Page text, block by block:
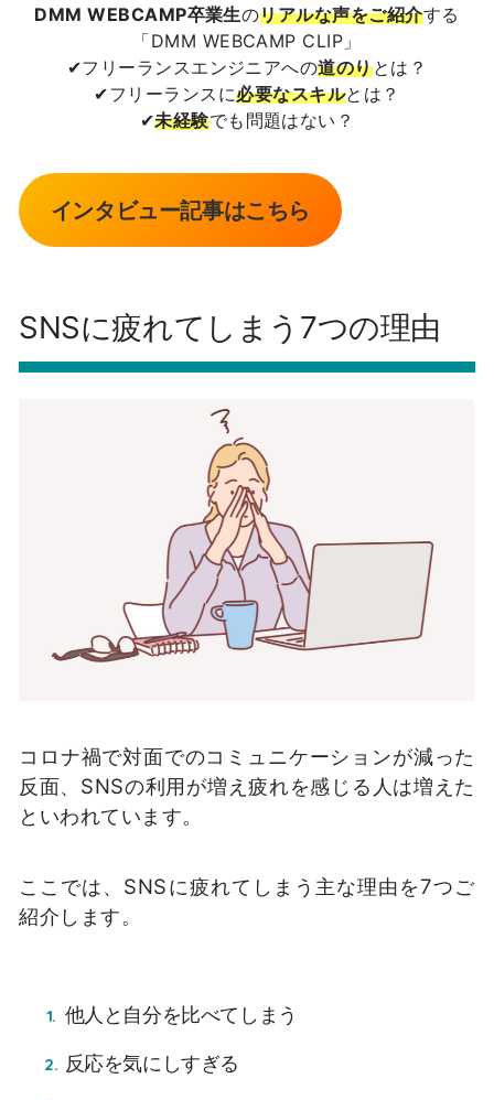
DMM WEBCAMP卒業生のリアルな声をご紹介する
「DMM WEBCAMP CLIP」
✔フリーランスエンジニアへの道のりとは？
✔フリーランスに必要なスキルとは？
✔未経験でも問題はない？
インタビュー記事はこちら
SNSに疲れてしまう 7つの理由
コロナ禍で対面でのコミュニケーションが減った
反面、 SNSの利用が増え疲れを感じる人は増えた
といわれています。
ここでは、 SNSに疲れてしまう主な理由を7つご
紹介します。
他人と自分を比べてしまう
反応を気にしすぎる